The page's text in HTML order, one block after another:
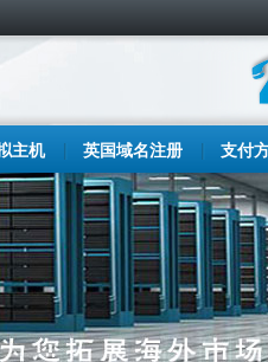
主机 英国域名注册 支付